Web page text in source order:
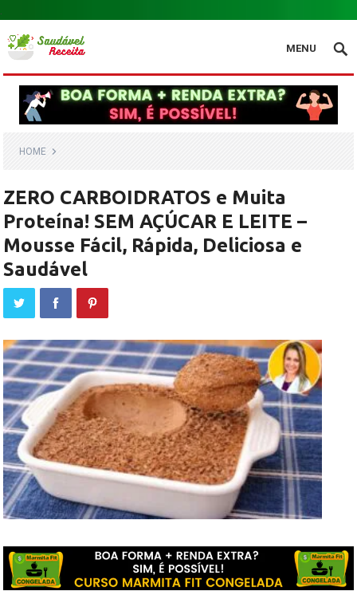
.
MENU
HOME
ZERO CARBOIDRATOS e Muita
Proteína! SEM AÇÚCAR E LEITE –
Mousse Fácil, Rápida, Deliciosa e
Saudável